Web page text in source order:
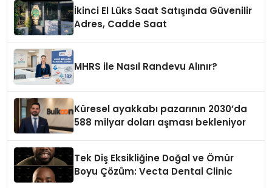
İkinci El Lüks Saat Satışında Güvenilir
Adres, Cadde Saat
MHRS ile Nasıl Randevu Alınır?
Küresel ayakkabı pazarının 2030’da
588 milyar doları aşması bekleniyor
Tek Diş Eksikliğine Doğal ve Ömür
Boyu Çözüm: Vecta Dental Clinic